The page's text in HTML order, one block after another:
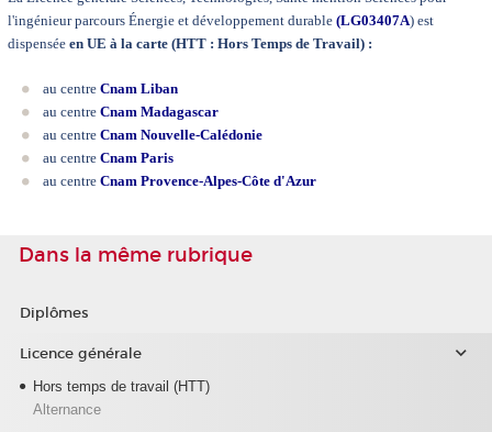
l'ingénieur parcours Énergie et développement durable (LG03407A) est
dispenséeen UE à la carte (HTT : Hors Temps de Travail) :
au centre Cnam Liban
au centre Cnam Madagascar
au centre Cnam Nouvelle-Calédonie
au centre Cnam Paris
au centre Cnam Provence-Alpes-Côte d'Azur
Dans la même rubrique
Diplômes
Licence générale
Hors temps de travail (HTT)
Alternance